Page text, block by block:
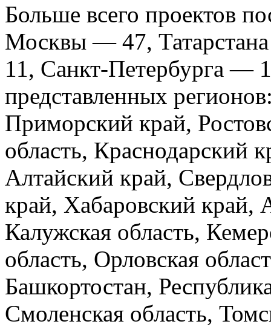
Больше всего проектов
Москвы — 47,
11, Санкт-Петербурга —
представленных
Приморский край,
область, Краснодарский
Алтайский край,
край, Хабаровский край,
Калужская область,
область, Орловская
Башкортостан,
Смоленская область,